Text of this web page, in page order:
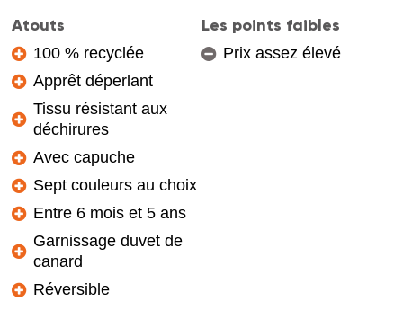
Atouts
100 % recyclée
Apprêt déperlant
Tissu résistant aux
déchirures
Avec capuche
Sept couleurs au choix
Entre 6 mois et 5 ans
Garnissage duvet de
canard
Réversible
Les points faibles
Prix assez élevé